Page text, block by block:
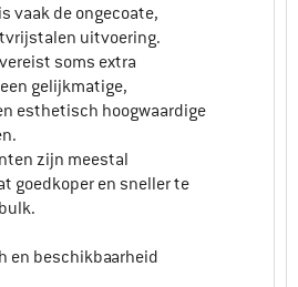
vaak de ongecoate,
uitvoering.
soms extra
gelijkmatige,
esthetisch hoogwaardige
zijn meestal
goedkoper en sneller te
en beschikbaarheid